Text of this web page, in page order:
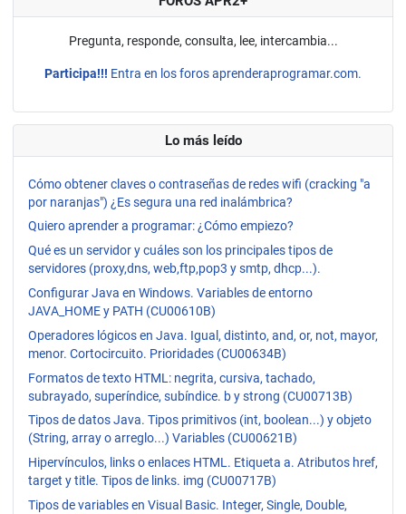
Pregunta, responde, consulta, lee, intercambia...
Participa!!! Entra en los foros aprenderaprogramar.com.
Lo más leído
Cómo obtener claves o contraseñas de redes wifi (cracking "a
por naranjas") ¿Es segura una red inalámbrica?
Quiero aprender a programar: ¿Cómo empiezo?
Qué es un servidor y cuáles son los principales tipos de
servidores (proxy,dns, web,ftp,pop3 y smtp, dhcp...).
Configurar Java en Windows. Variables de entorno
JAVA_HOME y PATH (CU00610B)
Operadores lógicos en Java. Igual, distinto, and, or, not, mayor,
menor. Cortocircuito. Prioridades (CU00634B)
Formatos de texto HTML: negrita, cursiva, tachado,
subrayado, superíndice, subíndice. b y strong (CU00713B)
Tipos de datos Java. Tipos primitivos (int, boolean...) y objeto
(String, array o arreglo...) Variables (CU00621B)
Hipervínculos, links o enlaces HTML. Etiqueta a. Atributos href,
target y title. Tipos de links. img (CU00717B)
Tipos de variables en Visual Basic. Integer, Single, Double,